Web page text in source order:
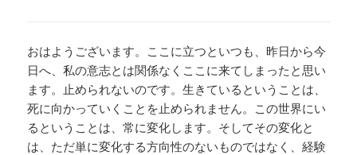
おはようございます。ここに立つといつも、昨日から今
日へ、私の意志とは関係なくここに来てしまったと思い
ます。止められないのです。生きているということは、
死に向かっていくことを止められません。この世界にい
るということは、常に変化します。そしてその変化と
は、ただ単に変化する方向性のないものではなく、経験